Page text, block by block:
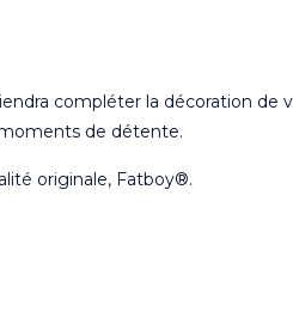
compléter la décoration de
de détente.
originale, Fatboy®.